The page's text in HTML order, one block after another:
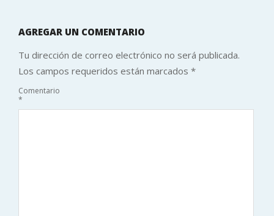
AGREGAR UN COMENTARIO
Tu dirección de correo electrónico no será publicada.
Los campos requeridos están marcados *
Comentario
*